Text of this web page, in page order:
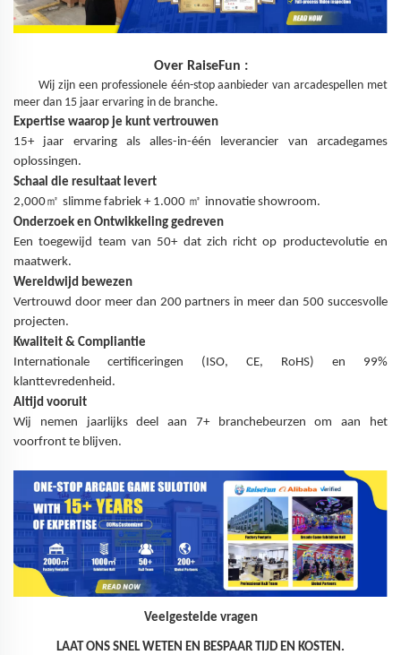
Over RaiseFun :
Wij zijn een professionele één-stop aanbieder van arcadespellen met
meer dan 15 jaar ervaring in de branche.
Expertise waarop je kunt vertrouwen
15+ jaar ervaring als alles-in-één leverancier van arcadegames
oplossingen.
Schaal die resultaat levert
2,000㎡ slimme fabriek + 1.000 ㎡ innovatie showroom.
Onderzoek en Ontwikkeling gedreven
Een toegewijd team van 50+ dat zich richt op productevolutie en
maatwerk.
Wereldwijd bewezen
Vertrouwd door meer dan 200 partners in meer dan 500 succesvolle
projecten.
Kwaliteit & Compliantie
Internationale certificeringen (ISO, CE, RoHS) en 99%
klanttevredenheid.
Altijd vooruit
Wij nemen jaarlijks deel aan 7+ branchebeurzen om aan het
voorfront te blijven.
Veelgestelde vragen
LAAT ONS SNEL WETEN EN BESPAAR TIJD EN KOSTEN.